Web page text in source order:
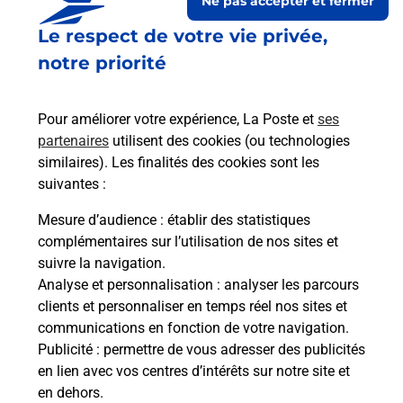
Le respect de votre vie privée,
notre priorité
Pour améliorer votre expérience, La Poste et ses
partenaires utilisent des cookies (ou technologies
similaires). Les finalités des cookies sont les
suivantes :
Mesure d’audience : établir des statistiques
complémentaires sur l’utilisation de nos sites et
suivre la navigation.
Analyse et personnalisation : analyser les parcours
clients et personnaliser en temps réel nos sites et
communications en fonction de votre navigation.
Publicité : permettre de vous adresser des publicités
en lien avec vos centres d’intérêts sur notre site et
en dehors.
Prochaine collecte du courrierlundià 08h30
13 Rue De La Porte Goliva
51140 Pevy
Itinéraire
Le lien s'ouvre dans un nouvel onglet